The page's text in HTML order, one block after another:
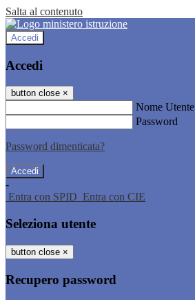
Salta al contenuto
Accedi
Accedi
button close ×
Nome Utente
Password
Password dimenticata?
-
Entra con SPID Entra con CIE
Seleziona utente
button close ×
Recupero password